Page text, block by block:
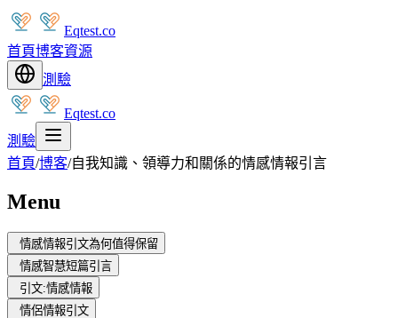
Eqtest.co
首頁博客資源
測驗
Eqtest.co
測驗
首頁/博客/自我知識、領導力和關係的情感情報引言
Menu
情感情報引文為何值得保留
情感智慧短篇引言
引文:情感情報
情侶情報引文